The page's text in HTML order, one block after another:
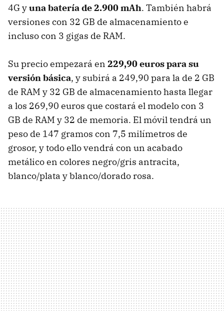
4G yuna batería de 2.900 mAh. También habrá
versiones con 32 GB de almacenamiento e
incluso con 3 gigas de RAM.
Su precio empezará en 229,90 euros para su
versión básica, y subirá a 249,90 para la de 2 GB
de RAM y 32 GB de almacenamiento hasta llegar
a los 269,90 euros que costará el modelo con 3
GB de RAM y 32 de memoria. El móvil tendrá un
peso de 147 gramos con 7,5 milímetros de
grosor, y todo ello vendrá con un acabado
metálico en colores negro/gris antracita,
blanco/plata y blanco/dorado rosa.